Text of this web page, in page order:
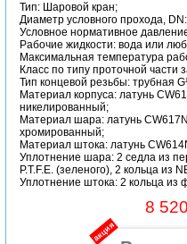
Тип: Шаровой кран;
Диаметр условного прохода,
Условное нормативное
Рабочие жидкости: вода или
Максимальная температура
Класс по типу проточной части
Тип концевой резьбы: трубная
Материал корпуса: латунь
никелированный;
Материал шара: латунь
хромированный;
Материал штока: латунь
Уплотнение шара: 2 седла из
P.T.F.E. (зеленого), 2 кольца из
Уплотнение штока: 2 кольца из
8
акция